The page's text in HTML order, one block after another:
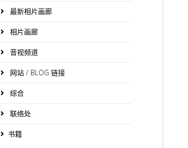
最新相片画廊
相片画廊
音视频道
网站 / BLOG 链接
综合
联络处
书籍